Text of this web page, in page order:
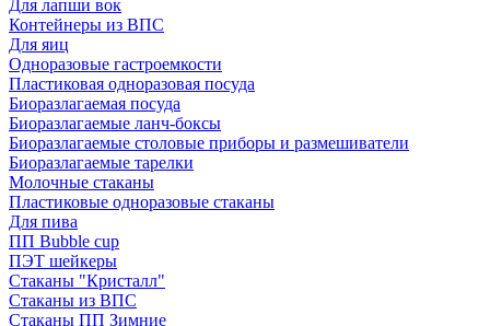
Для лапши вок
Контейнеры из ВПС
Для яиц
Одноразовые гастроемкости
Пластиковая одноразовая посуда
Биоразлагаемая посуда
Биоразлагаемые ланч-боксы
Биоразлагаемые столовые приборы и размешиватели
Биоразлагаемые тарелки
Молочные стаканы
Пластиковые одноразовые стаканы
Для пива
ПП Bubble cup
ПЭТ шейкеры
Стаканы "Кристалл"
Стаканы из ВПС
Стаканы ПП Зимние